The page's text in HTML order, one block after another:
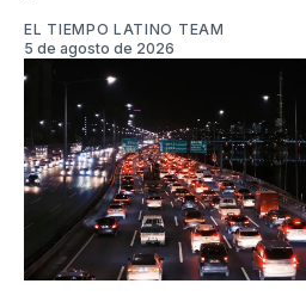
EL TIEMPO LATINO TEAM
5 de agosto de 2026